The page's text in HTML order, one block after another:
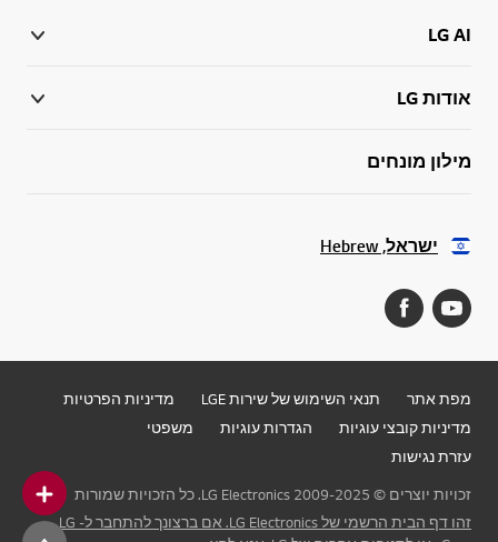
LG AI
אודות LG
מילון מונחים
ישראל, Hebrew
מפת אתר תנאי השימוש של שירות LGE
מדיניות הפרטיות
מדיניות קובצי עוגיות
הגדרות עוגיות
משפטי
עזרת נגישות
זכויות יוצרים © 2009-2025 LG Electronics. כל הזכויות שמורות
זהו דף הבית הרשמי של LG Electronics. אם ברצונך להתחבר ל- LG